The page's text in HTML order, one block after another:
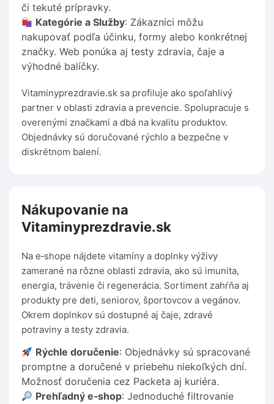
či tekuté prípravky.
Kategórie a Služby: Zákazníci môžu
nakupovať podľa účinku, formy alebo konkrétnej
značky. Web ponúka aj testy zdravia, čaje a
výhodné balíčky.
Vitaminyprezdravie.sk sa profiluje ako spoľahlivý
partner v oblasti zdravia a prevencie. Spolupracuje s
overenými značkami a dbá na kvalitu produktov.
Objednávky sú doručované rýchlo a bezpečne v
diskrétnom balení.
Nákupovanie na
Vitaminyprezdravie.sk
Na e‑shope nájdete vitamíny a doplnky výživy
zamerané na rôzne oblasti zdravia, ako sú imunita,
energia, trávenie či regenerácia. Sortiment zahŕňa aj
produkty pre deti, seniorov, športovcov a vegánov.
Okrem doplnkov sú dostupné aj čaje, zdravé
potraviny a testy zdravia.
Rýchle doručenie: Objednávky sú spracované
promptne a doručené v priebehu niekoľkých dní.
Možnosť doručenia cez Packeta aj kuriéra.
Prehľadný e‑shop: Jednoduché filtrovanie